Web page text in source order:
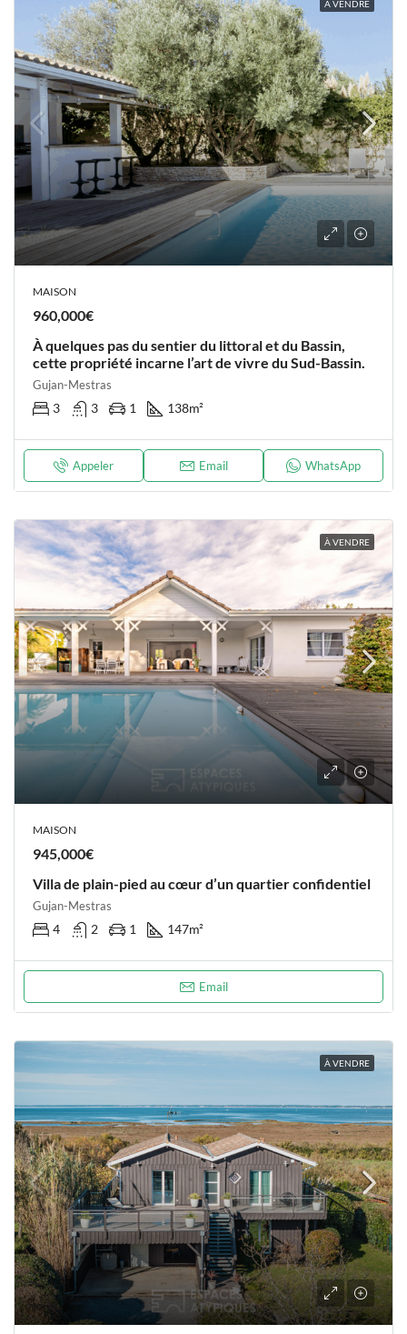
À VENDRE
MAISON
960,000€
À quelques pas du sentier du littoral et du Bassin,
cette propriété incarne l’art de vivre du Sud-Bassin.
Gujan-Mestras
3 3 1 138m²
Appeler Email WhatsApp
À VENDRE
MAISON
945,000€
Villa de plain-pied au cœur d’un quartier confidentiel
Gujan-Mestras
4 2 1 147m²
Email
À VENDRE